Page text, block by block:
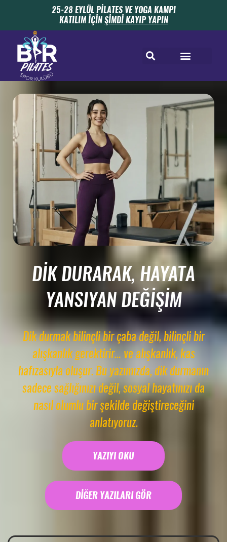
25-28 EYLÜL PİLATES VE YOGA KAMPI
KATILIM İÇİNŞİMDİ KAYIP YAPIN
DIK DURARAK, HAYATA
YANSIYAN DEĞIŞIM
Dik durmak bilinçli bir çaba değil, bilinçli bir
alışkanlık gerektirir… ve alışkanlık, kas
hafızasıyla oluşur. Bu yazımızda, dik durmanın
sadece sağlığınızı değil, sosyal hayatınızı da
nasıl olumlu bir şekilde değiştireceğini
anlatıyoruz.
YAZIYI OKU
DİĞER YAZILARI GÖR